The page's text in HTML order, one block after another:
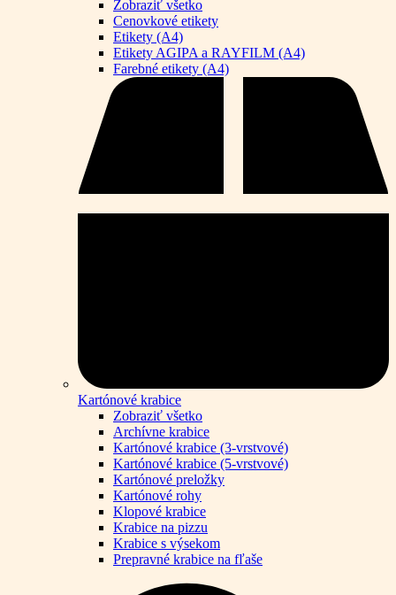
Zobraziť všetko
Cenovkové etikety
Etikety (A4)
Etikety AGIPA a RAYFILM (A4)
Farebné etikety (A4)
Kartónové krabice
Zobraziť všetko
Archívne krabice
Kartónové krabice (3-vrstvové)
Kartónové krabice (5-vrstvové)
Kartónové preložky
Kartónové rohy
Klopové krabice
Krabice na pizzu
Krabice s výsekom
Prepravné krabice na fľaše